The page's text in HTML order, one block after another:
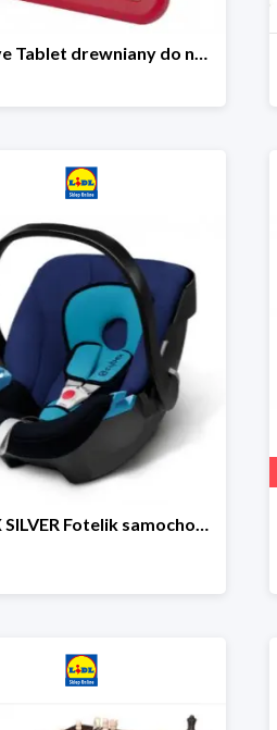
Playtive Tablet drewniany do nauki, interaktywny
CYBEX SILVER Fotelik samochodowy -30%